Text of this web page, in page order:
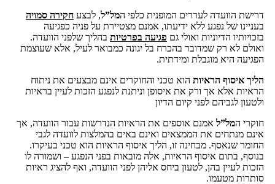
דרישת הוועדה לעררים המופנית כלפי המל”ל, לבצע חקירה סמויה
בעניינו של נפגע ללא ידיעתו, אמנם מצטיירת על פניה כפגיעה
בזכויותיו הדיוניות ואולי גם פגיעה בפרטיות בהליך שלפני הוועדה.
ואולם לא רק שמדובר בהכרח בל יגונה כמבואר לעיל, אלא שעוצמת
הפגיעה היא מוגבלת ומידתית.
הליך איסוף הראיות הוא טכני והחוקרים אינם מבצעים את ניתוח
הראיות אלא אך ורק את איסופן וניתנת לנפגע הזכות לעיין בראיות
ולטעון לגביהם לפני קיום הדיון
חוקרי המל”ל אמנם אוספים את הראיות הנדרשות עבור הוועדה, אך
אינם מנתחים את הממצאים ואינם באים בהמלצות לוועדה לגבי
החומר שנאסף. מבחינה זו, הליך איסוף הראיות הוא טכני בעיקרו.
בנוסף, בתום איסוף הראיות, אלה מובאות בפני הנפגע – ושמורה לו
הזכות לעיין בהן, לטעון ביחס אליהן לפני הוועדה, ואף להציג ראיות
סותרות מטעמו.